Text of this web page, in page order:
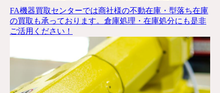
FA機器買取センターでは商社様の不動在庫・型落ち在庫
の買取も承っております。倉庫処理・在庫処分にも是非
ご活用ください！